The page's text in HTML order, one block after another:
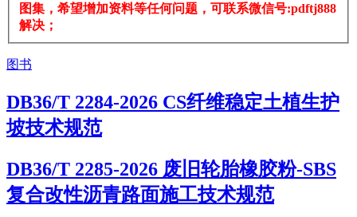
图集，希望增加资料等任何问题，可联系微信号:pdftj888
解决；
图书
DB36/T 2284-2026 CS纤维稳定土植生护
坡技术规范
DB36/T 2285-2026 废旧轮胎橡胶粉-SBS
复合改性沥青路面施工技术规范